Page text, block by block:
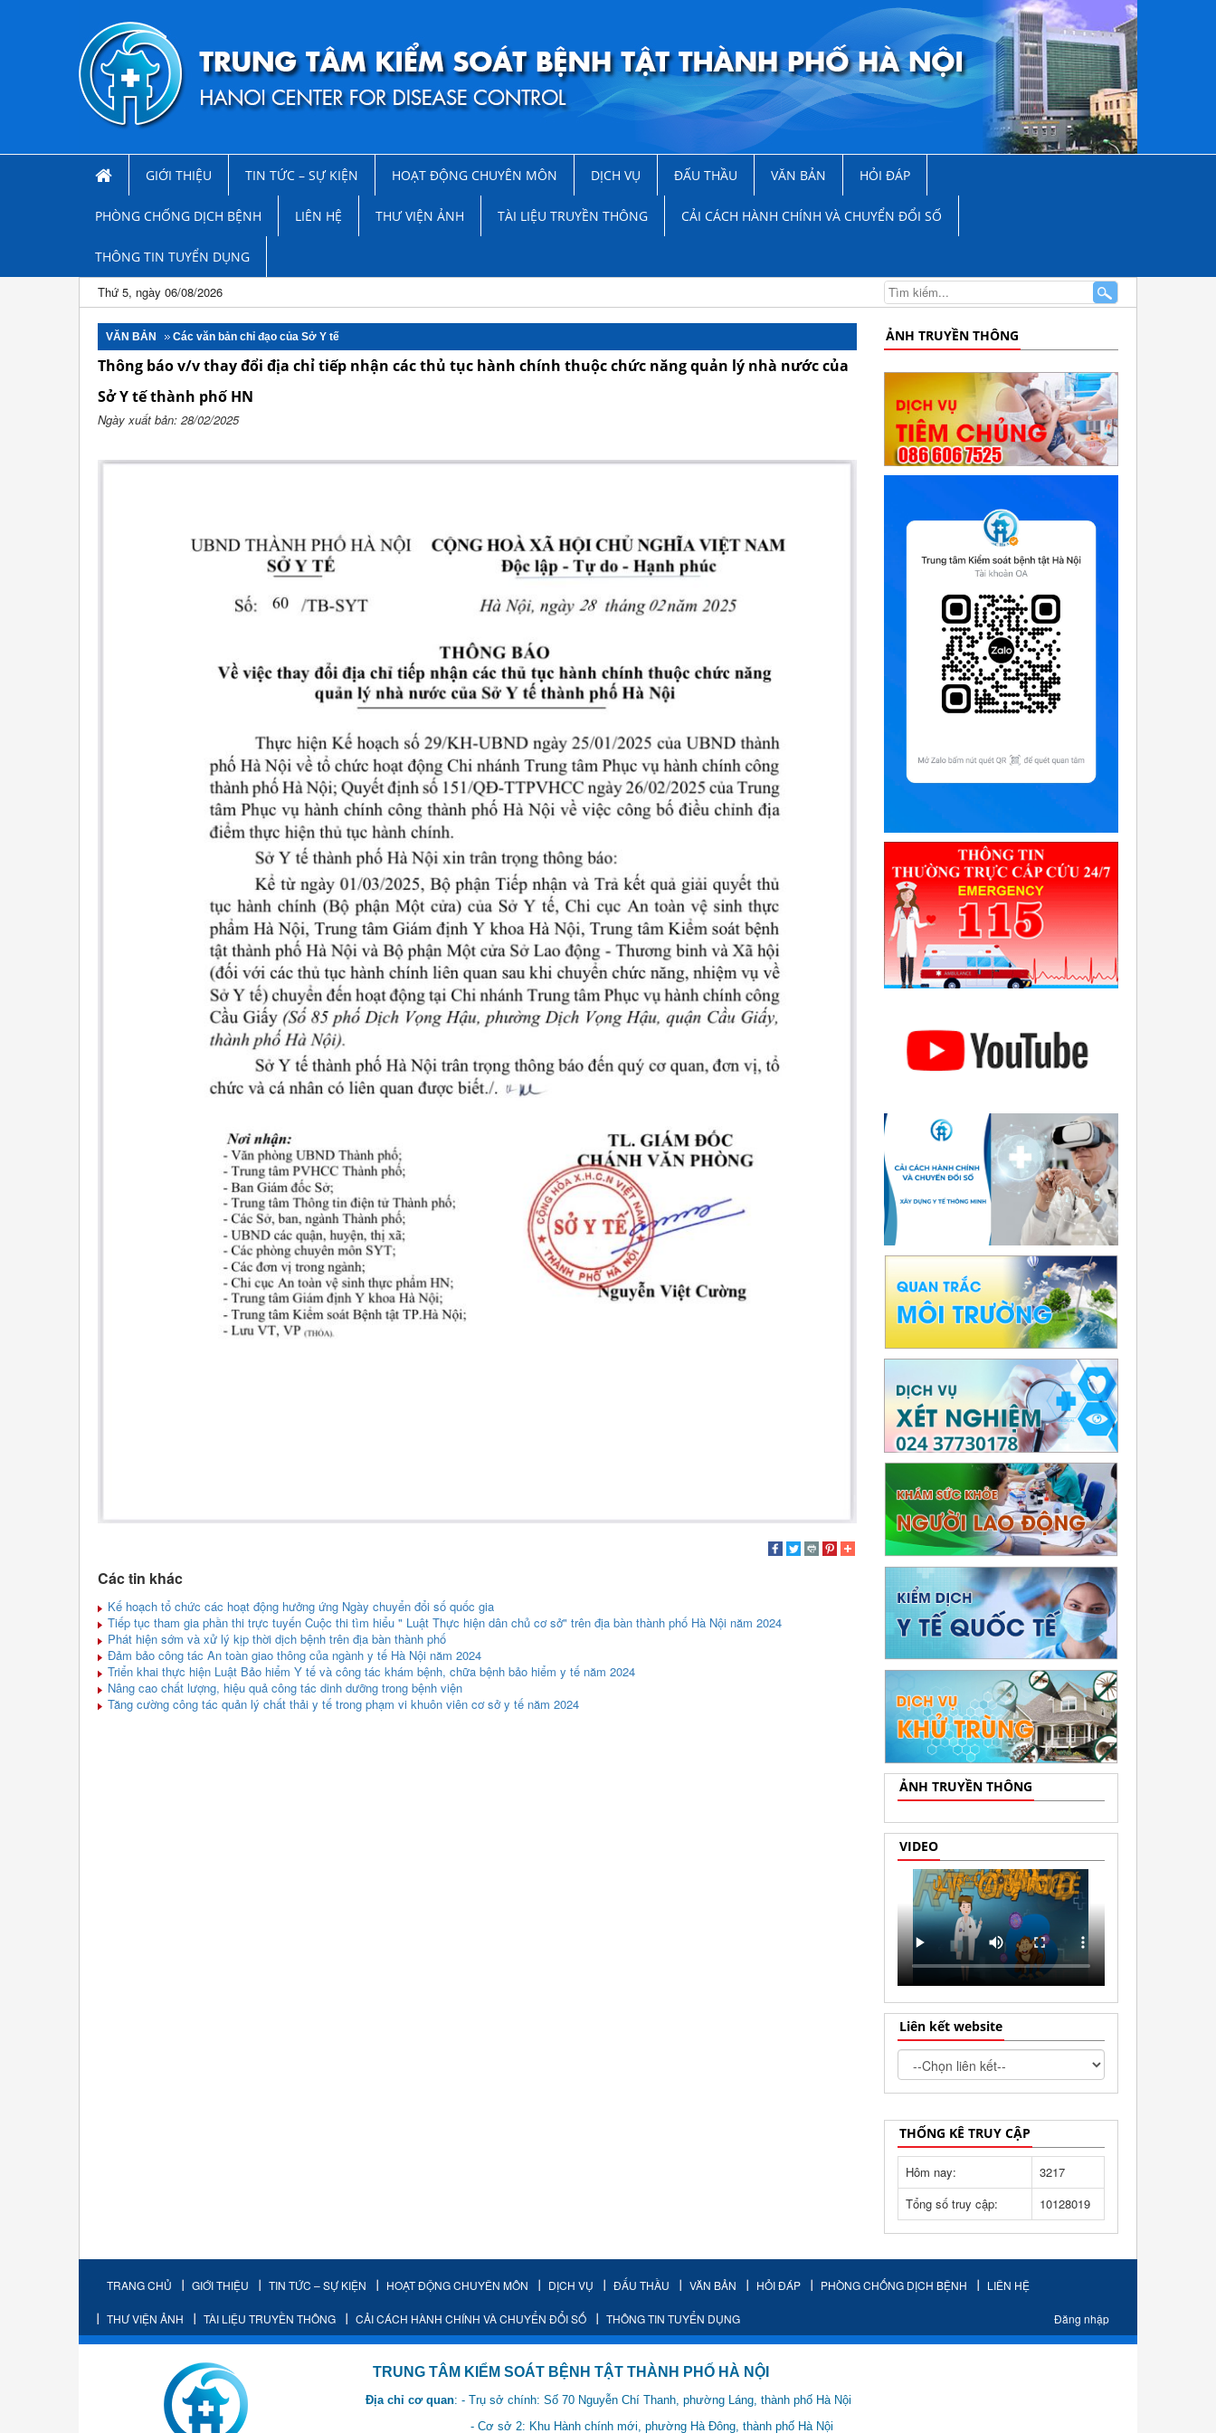
GIỚI THIỆU TIN TỨC – SỰ KIỆN HOẠT ĐỘNG CHUYÊN MÔN DỊCH VỤ ĐẤU THẦU VĂN BẢN HỎI ĐÁP
PHÒNG CHỐNG DỊCH BỆNH LIÊN HỆ THƯ VIỆN ẢNH TÀI LIỆU TRUYỀN THÔNG CẢI CÁCH HÀNH CHÍNH VÀ CHUYỂN ĐỔI SỐ
THÔNG TIN TUYỂN DỤNG
Thứ 5, ngày 06/08/2026
VĂN BẢN Các văn bản chỉ đạo của Sở Y tế
Thông báo v/v thay đổi địa chỉ tiếp nhận các thủ tục hành chính thuộc chức năng quản lý nhà nước của
Sở Y tế thành phố HN
Ngày xuất bản: 28/02/2025
Các tin khác
Kế hoạch tổ chức các hoạt động hưởng ứng Ngày chuyển đổi số quốc gia
Tiếp tục tham gia phần thi trực tuyến Cuộc thi tìm hiểu " Luật Thực hiện dân chủ cơ sở" trên địa bàn thành phố Hà Nội năm 2024
Phát hiện sớm và xử lý kịp thời dịch bệnh trên địa bàn thành phố
Đảm bảo công tác An toàn giao thông của ngành y tế Hà Nội năm 2024
Triển khai thực hiện Luật Bảo hiểm Y tế và công tác khám bệnh, chữa bệnh bảo hiểm y tế năm 2024
Nâng cao chất lượng, hiệu quả công tác dinh dưỡng trong bệnh viện
Tăng cường công tác quản lý chất thải y tế trong phạm vi khuôn viên cơ sở y tế năm 2024
ẢNH TRUYỀN THÔNG
ẢNH TRUYỀN THÔNG
VIDEO
Liên kết website
THỐNG KÊ TRUY CẬP
Hôm nay:
3217
Tổng số truy cập:
10128019
TRANG CHỦ GIỚI THIỆU TIN TỨC – SỰ KIỆN HOẠT ĐỘNG CHUYÊN MÔN DỊCH VỤ ĐẤU THẦU VĂN BẢN HỎI ĐÁP PHÒNG CHỐNG DỊCH BỆNH LIÊN HỆ
THƯ VIỆN ẢNH TÀI LIỆU TRUYỀN THÔNG CẢI CÁCH HÀNH CHÍNH VÀ CHUYỂN ĐỔI SỐ THÔNG TIN TUYỂN DỤNG Đăng nhập
TRUNG TÂM KIỂM SOÁT BỆNH TẬT THÀNH PHỐ HÀ NỘI
Địa chỉ cơ quan: - Trụ sở chính: Số 70 Nguyễn Chí Thanh, phường Láng, thành phố Hà Nội
- Cơ sở 2: Khu Hành chính mới, phường Hà Đông, thành phố Hà Nội